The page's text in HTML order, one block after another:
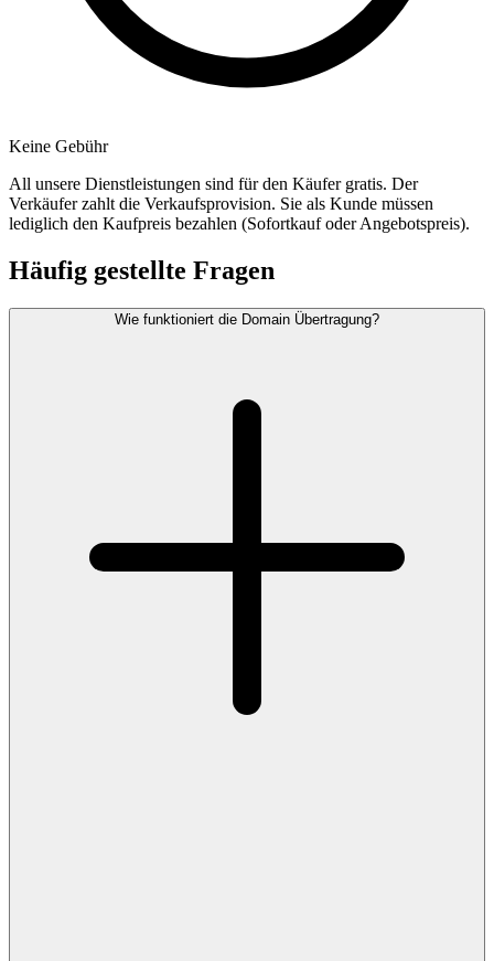
Keine Gebühr
All unsere Dienstleistungen sind für den Käufer gratis. Der
Verkäufer zahlt die Verkaufsprovision. Sie als Kunde müssen
lediglich den Kaufpreis bezahlen (Sofortkauf oder Angebotspreis).
Häufig gestellte Fragen
Wie funktioniert die Domain Übertragung?